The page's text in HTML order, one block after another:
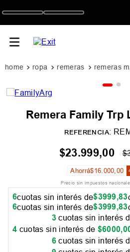
ropa remeras remeras
Remera Family Trp
REFERENCIA:
$23.999,00 $
Ahorrá$16.000,00
Precio sin impuestos
6cuotas sin interés de$3999,83
6cuotas sin interés de$3999,83
3 cuotas sin interés
4 cuotas sin interés de $6000,
6 cuotas sin interés